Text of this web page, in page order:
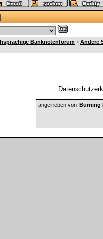
Banknotenforum » Andere
angetrieben von: Burning